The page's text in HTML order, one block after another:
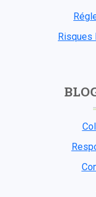
Risques